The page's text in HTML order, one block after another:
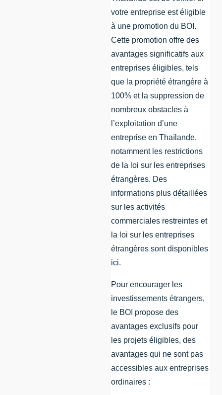
votre entreprise est éligible
à une promotion du BOI.
Cette promotion offre des
avantages significatifs aux
entreprises éligibles, tels
que la propriété étrangère à
100% et la suppression de
nombreux obstacles à
l’exploitation d’une
entreprise en Thaïlande,
notamment les restrictions
de la loi sur les entreprises
étrangères. Des
informations plus détaillées
sur les activités
commerciales restreintes et
la loi sur les entreprises
étrangères sont disponibles
ici.
Pour encourager les
investissements étrangers,
le BOI propose des
avantages exclusifs pour
les projets éligibles, des
avantages qui ne sont pas
accessibles aux entreprises
ordinaires :